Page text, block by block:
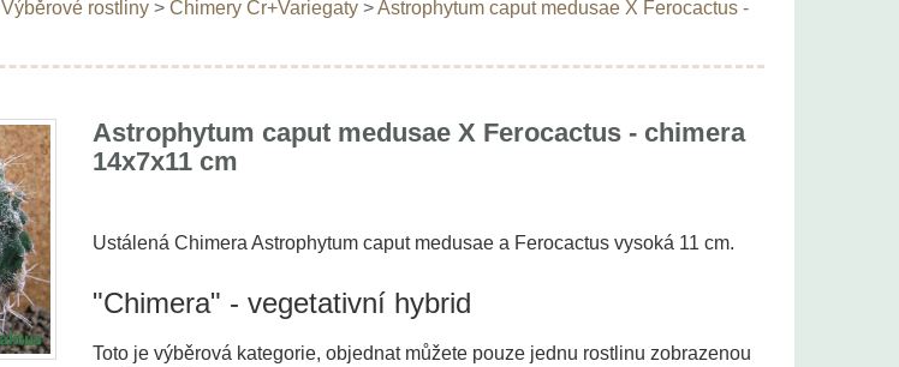
Výběrové rostliny> Chimery Cr+Variegaty>Astrophytum caput medusae X Ferocactus -
Astrophytum caput medusae X Ferocactus - chimera
14x7x11 cm
Ustálená Chimera Astrophytum caput medusae a Ferocactus vysoká 11 cm.
"Chimera" - vegetativní hybrid
Toto je výběrová kategorie, objednat můžete pouze jednu rostlinu zobrazenou